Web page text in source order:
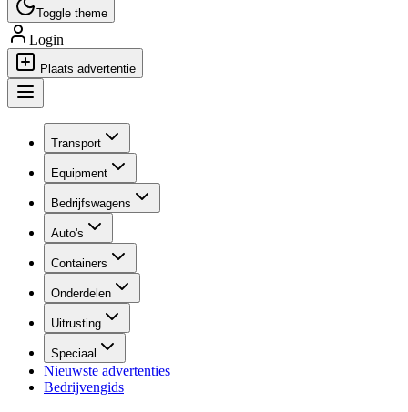
Toggle theme
Login
Plaats advertentie
Transport
Equipment
Bedrijfswagens
Auto's
Containers
Onderdelen
Uitrusting
Speciaal
Nieuwste advertenties
Bedrijvengids